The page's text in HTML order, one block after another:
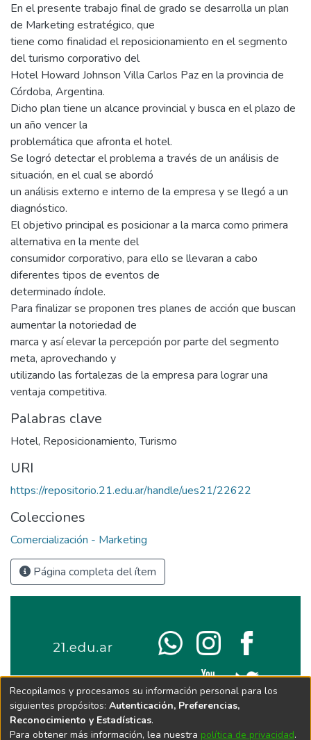
En el presente trabajo final de grado se desarrolla un plan
de Marketing estratégico, que
tiene como finalidad el reposicionamiento en el segmento
del turismo corporativo del
Hotel Howard Johnson Villa Carlos Paz en la provincia de
Córdoba, Argentina.
Dicho plan tiene un alcance provincial y busca en el plazo de
un año vencer la
problemática que afronta el hotel.
Se logró detectar el problema a través de un análisis de
situación, en el cual se abordó
un análisis externo e interno de la empresa y se llegó a un
diagnóstico.
El objetivo principal es posicionar a la marca como primera
alternativa en la mente del
consumidor corporativo, para ello se llevaran a cabo
diferentes tipos de eventos de
determinado índole.
Para finalizar se proponen tres planes de acción que buscan
aumentar la notoriedad de
marca y así elevar la percepción por parte del segmento
meta, aprovechando y
utilizando las fortalezas de la empresa para lograr una
ventaja competitiva.
Palabras clave
Hotel, Reposicionamiento,Turismo
URI
https://repositorio.21.edu.ar/handle/ues21/22622
Colecciones
Comercialización - Marketing
Página completa del ítem
Recopilamos y procesamos su información personal para los
siguientes propósitos: Autenticación, Preferencias,
Reconocimiento y Estadísticas.
Para obtener más información, lea nuestra política de privacidad.